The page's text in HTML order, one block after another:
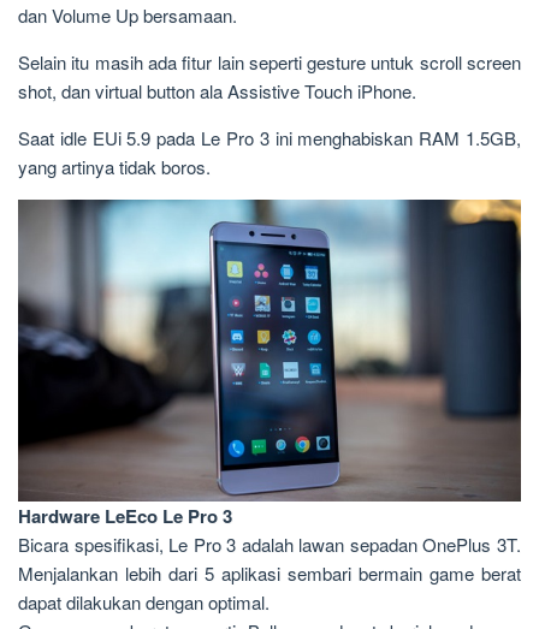
dan Volume Up bersamaan.
Selain itu masih ada fitur lain seperti gesture untuk scroll screen
shot, dan virtual button ala Assistive Touch iPhone.
Saat idle EUi 5.9 pada Le Pro 3 ini menghabiskan RAM 1.5GB,
yang artinya tidak boros.
Hardware LeEco Le Pro 3
Bicara spesifikasi, Le Pro 3 adalah lawan sepadan OnePlus 3T.
Menjalankan lebih dari 5 aplikasi sembari bermain game berat
dapat dilakukan dengan optimal.